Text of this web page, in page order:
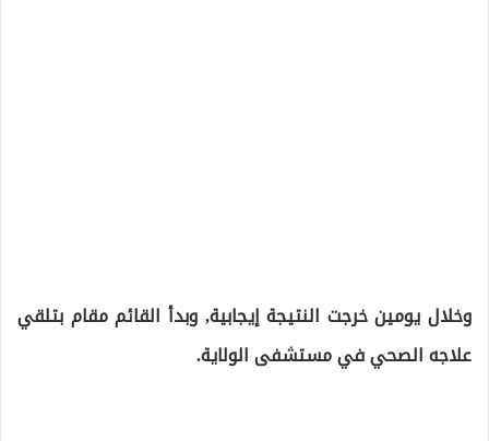
وخلال يومين خرجت النتيجة إيجابية, وبدأ القائم مقام بتلقي
علاجه الصحي في مستشفى الولاية.